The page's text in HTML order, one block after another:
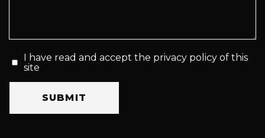
I have read and accept the privacy policy of this
site